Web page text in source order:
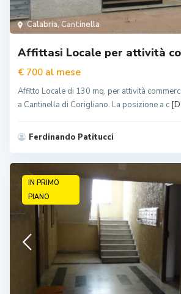
Calabria, Cantinella
Affittasi Locale per attività
€ 700 al mese
Affitto Locale di 130 mq, per attività
a Cantinella di Corigliano. La posizione a c
Ferdinando Patitucci
IN PRIMO
PIANO